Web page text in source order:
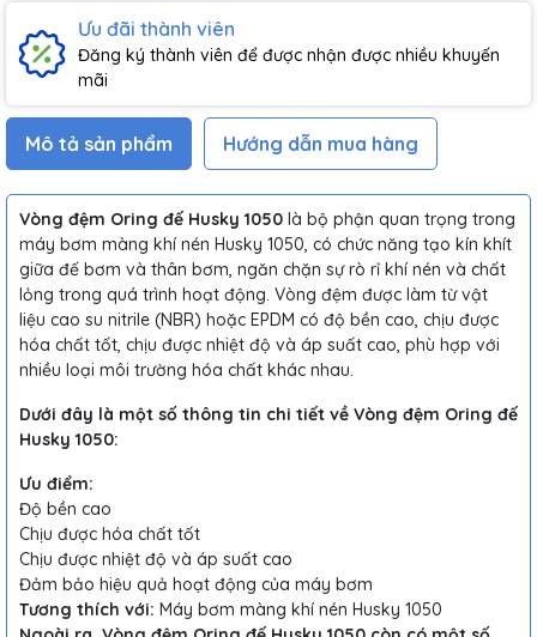
Ưu đãi thành viên
Đăng ký thành viên để được nhận được nhiều khuyến
mãi
Mô tả sản phẩm Hướng dẫn mua hàng
Vòng đệm Oring đế Husky 1050 là bộ phận quan trọng trong
máy bơm màng khí nén Husky 1050, có chức năng tạo kín khít
giữa đế bơm và thân bơm, ngăn chặn sự rò rỉ khí nén và chất
lỏng trong quá trình hoạt động. Vòng đệm được làm từ vật
liệu cao su nitrile (NBR) hoặc EPDM có độ bền cao, chịu được
hóa chất tốt, chịu được nhiệt độ và áp suất cao, phù hợp với
nhiều loại môi trường hóa chất khác nhau.
Dưới đây là một số thông tin chi tiết về Vòng đệm Oring đế
Husky 1050:
Ưu điểm:
Độ bền cao
Chịu được hóa chất tốt
Chịu được nhiệt độ và áp suất cao
Đảm bảo hiệu quả hoạt động của máy bơm
Tương thích với: Máy bơm màng khí nén Husky 1050